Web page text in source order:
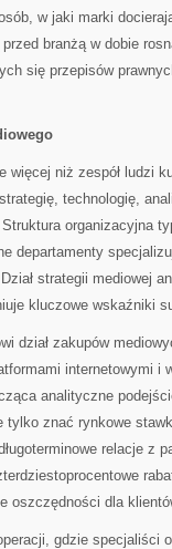
w jaki marki
branżą w dobie
się przepisów
więcej niż zespół ludzi
technologię,
organizacyjna
departamenty
strategii mediowej
kluczowe wskaźniki
dział zakupów
internetowymi i
analityczne
znać rynkowe
relacje z
oszczędności dla
gdzie specjaliści